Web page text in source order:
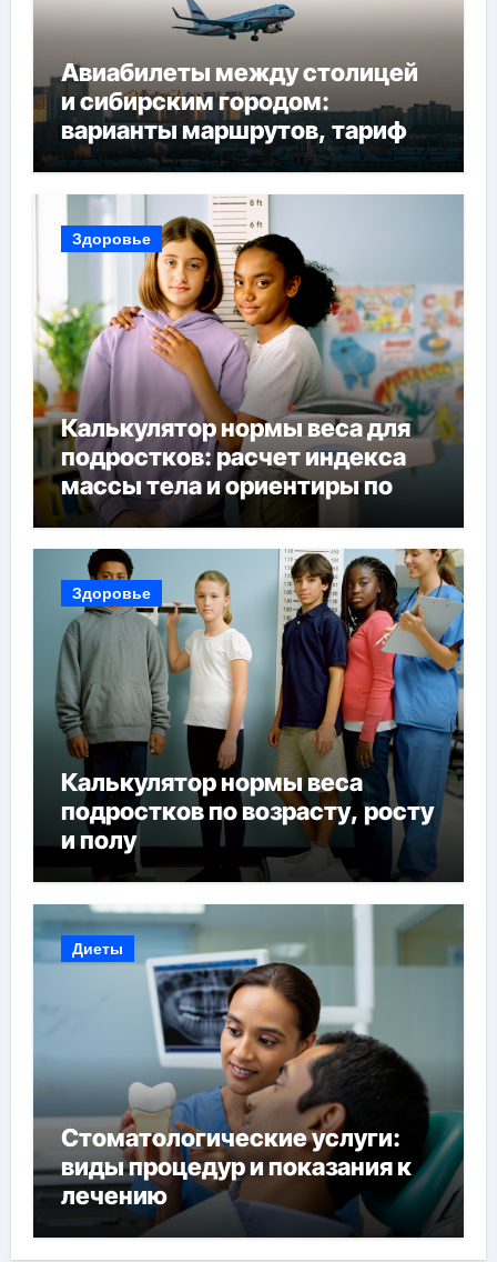
Авиабилеты между столицей
и сибирским городом:
варианты маршрутов, тарифы
и советы по планированию
поездки
Здоровье
Калькулятор нормы веса для
подростков: расчет индекса
массы тела и ориентиры по
возрасту, росту и полу
Здоровье
Калькулятор нормы веса
подростков по возрасту, росту
и полу
Диеты
Стоматологические услуги:
виды процедур и показания к
лечению